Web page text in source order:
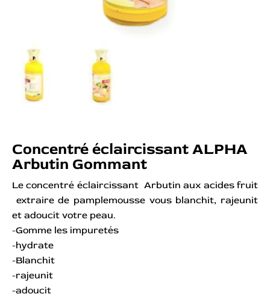
Concentré éclaircissant ALPHA
Arbutin Gommant
Le concentré éclaircissant Arbutin aux acides fruit
extraire de pamplemousse vous blanchit, rajeunit
et adoucit votre peau.
-Gomme les impuretés
-hydrate
-Blanchit
-rajeunit
-adoucit